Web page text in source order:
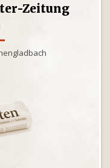
Zeitung